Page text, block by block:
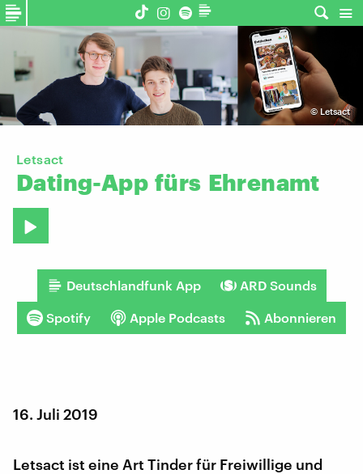
© Letsact
Letsact
Dating-App fürs Ehrenamt
Deutschlandfunk App ARD Sounds
Spotify Apple Podcasts Abonnieren
16. Juli 2019
Letsact ist eine Art Tinder für Freiwillige und